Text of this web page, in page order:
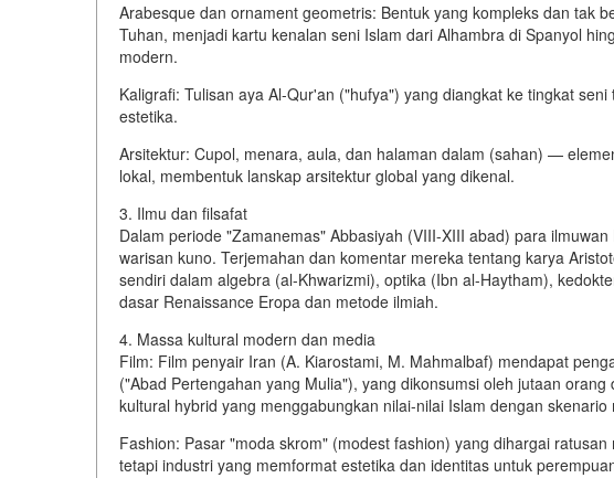
Arabesque dan ornament geometris: Bentuk yang kompleks dan tak
Tuhan, menjadi kartu kenalan seni Islam dari Alhambra di Spanyol
modern.
Kaligrafi: Tulisan aya Al-Qur'an ("hufya") yang diangkat ke tingkat
estetika.
Arsitektur: Cupol, menara, aula, dan halaman dalam (sahan) —
lokal, membentuk lanskap arsitektur global yang dikenal.
3. Ilmu dan filsafat
Dalam periode "Zamanemas" Abbasiyah (VIII-XIII abad) para
warisan kuno. Terjemahan dan komentar mereka tentang karya
sendiri dalam algebra (al-Khwarizmi), optika (Ibn al-Haytham),
dasar Renaissance Eropa dan metode ilmiah.
4. Massa kultural modern dan media
Film: Film penyair Iran (A. Kiarostami, M. Mahmalbaf) mendapat
("Abad Pertengahan yang Mulia"), yang dikonsumsi oleh jutaan
kultural hybrid yang menggabungkan nilai-nilai Islam dengan skenario
Fashion: Pasar "moda skrom" (modest fashion) yang dihargai
tetapi industri yang memformat estetika dan identitas untuk